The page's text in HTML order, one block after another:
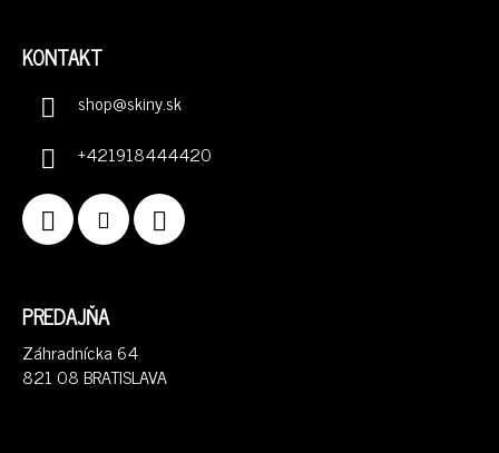
KONTAKT
shop@skiny.sk
+421918444420
PREDAJŇA
Záhradnícka 64
821 08 BRATISLAVA